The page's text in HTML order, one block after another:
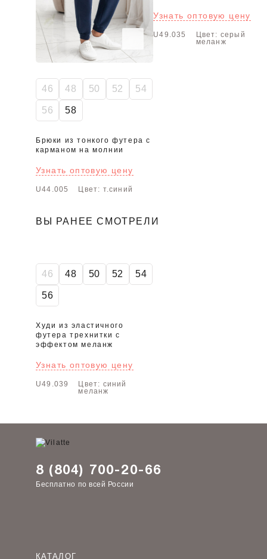
46 48 50 52 54
56 58
Брюки из тонкого футера с
карманом на молнии
Узнать оптовую цену
U44.005 Цвет: т.синий
Узнать оптовую цену
U49.035
Цвет: серый
меланж
ВЫ РАНЕЕ СМОТРЕЛИ
46 48 50 52 54
56
Худи из эластичного
футера трехнитки с
эффектом меланж
Узнать оптовую цену
U49.039
Цвет: синий
меланж
8 (804) 700-20-66
Бесплатно по всей России
КАТАЛОГ